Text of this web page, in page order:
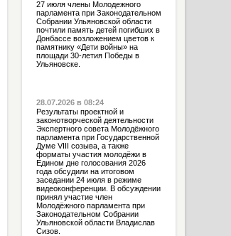
27 июля члены Молодежного
парламента при Законодательном
Собрании Ульяновской области
почтили память детей погибших в
Донбассе возложением цветов к
памятнику «Дети войны» на
площади 30-летия Победы в
Ульяновске.
28.07.2026 в 08:24
Результаты проектной и
законотворческой деятельности
Экспертного совета Молодёжного
парламента при Государственной
Думе VIII созыва, а также
форматы участия молодёжи в
Едином дне голосования 2026
года обсудили на итоговом
заседании 24 июля в режиме
видеоконференции. В обсуждении
принял участие член
Молодёжного парламента при
Законодательном Собрании
Ульяновской области Владислав
Сизов.